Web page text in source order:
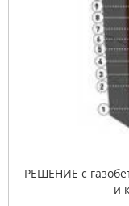
РЕШЕНИЕ с
и